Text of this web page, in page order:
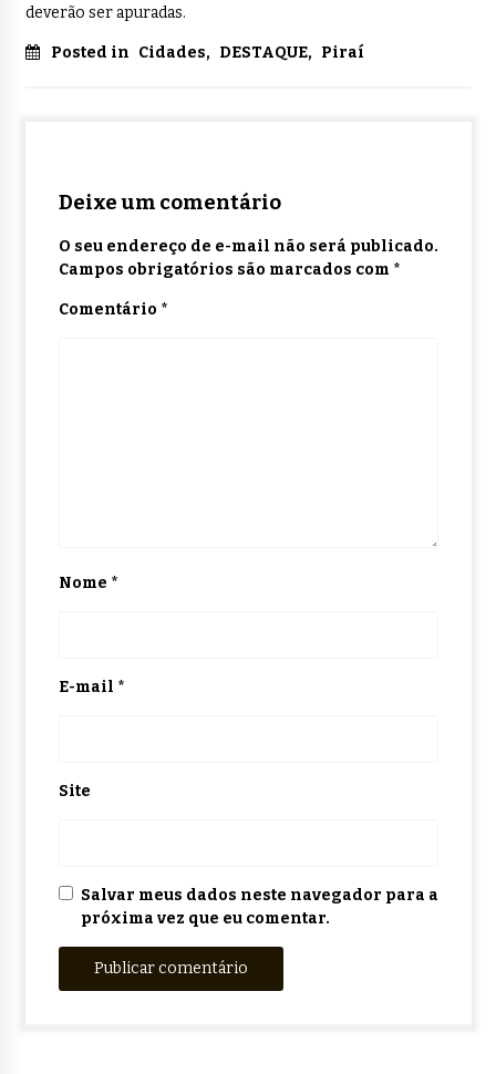
deverão ser apuradas.
Posted in Cidades, DESTAQUE, Piraí
Deixe um comentário
O seu endereço de e-mail não será publicado.
Campos obrigatórios são marcados com *
Comentário *
Nome *
E-mail *
Site
Salvar meus dados neste navegador para a
próxima vez que eu comentar.